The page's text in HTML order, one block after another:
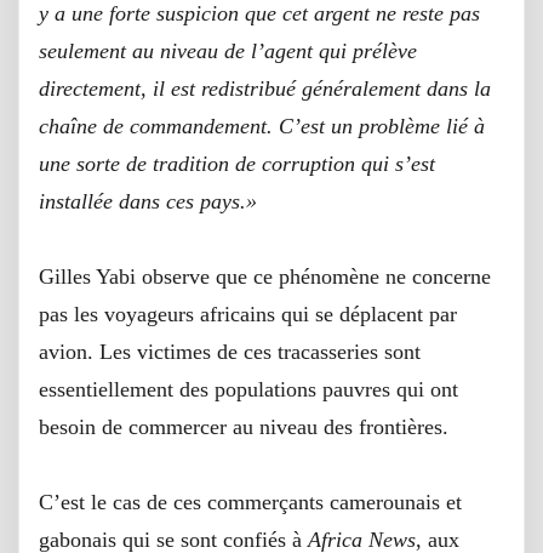
y a une forte suspicion que cet argent ne reste pas
seulement au niveau de l’agent qui prélève
directement, il est redistribué généralement dans la
chaîne de commandement. C’est un problème lié à
une sorte de tradition de corruption qui s’est
installée dans ces pays.»
Gilles Yabi observe que ce phénomène ne concerne
pas les voyageurs africains qui se déplacent par
avion. Les victimes de ces tracasseries sont
essentiellement des populations pauvres qui ont
besoin de commercer au niveau des frontières.
C’est le cas de ces commerçants camerounais et
gabonais qui se sont confiés àAfrica News, aux